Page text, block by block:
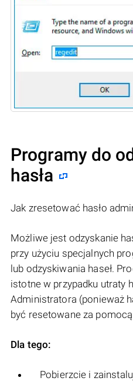
Programy do
hasła
Jak zresetować hasło
Możliwe jest odzyskanie
przy użyciu specjalnych
lub odzyskiwania haseł.
istotne w przypadku utraty
Administratora (ponieważ
być resetowane za
Dla tego:
Pobierzcie i